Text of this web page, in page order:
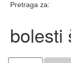
Pretraga za:
bolesti